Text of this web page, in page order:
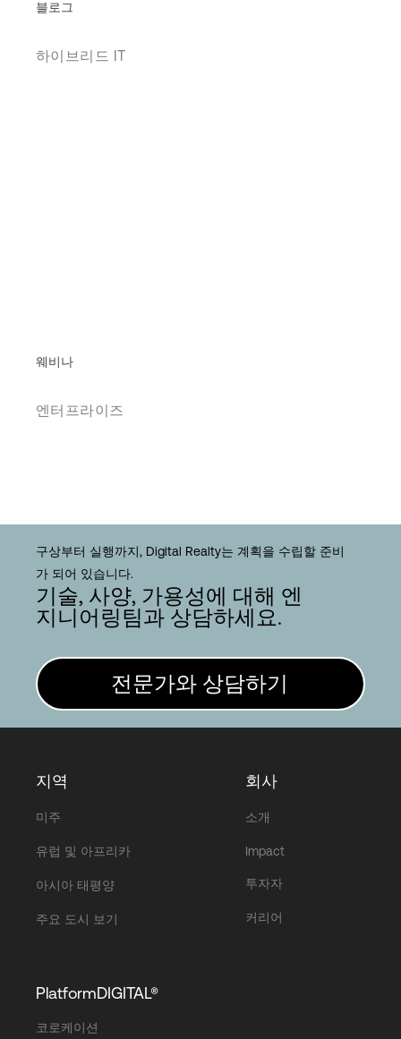
블로그
하이브리드 IT
웨비나
엔터프라이즈
구상부터 실행까지, Digital Realty는 계획을 수립할 준비
가 되어 있습니다.
기술, 사양, 가용성에 대해 엔
지니어링팀과 상담하세요.
전문가와 상담하기
지역
미주
유럽 및 아프리카
아시아 태평양
주요 도시 보기
회사
소개
Impact
투자자
커리어
PlatformDIGITAL®
코로케이션